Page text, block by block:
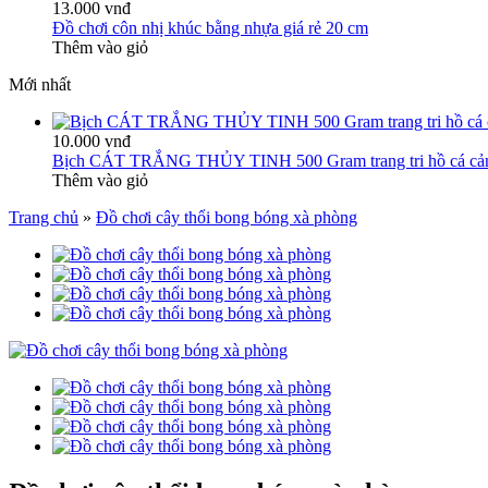
13.000 vnđ
Đồ chơi côn nhị khúc bằng nhựa giá rẻ 20 cm
Thêm vào giỏ
Mới nhất
10.000 vnđ
Bịch CÁT TRẮNG THỦY TINH 500 Gram trang tri hồ cá
Thêm vào giỏ
Trang chủ » Đồ chơi cây thổi bong bóng xà phòng